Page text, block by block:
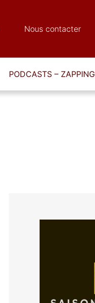
Nous contacter
PODCASTS – ZAPPING